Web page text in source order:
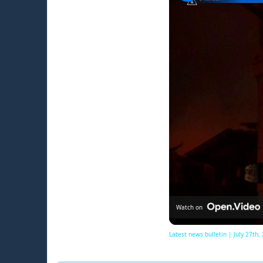
Watch on
Latest news bulletin | July 27th,